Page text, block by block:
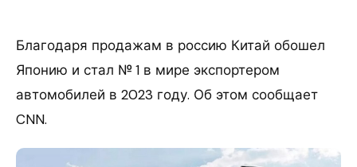
Благодаря продажам в россию Китай обошел
Японию и стал № 1 в мире экспортером
автомобилей в 2023 году. Об этом сообщает
CNN.